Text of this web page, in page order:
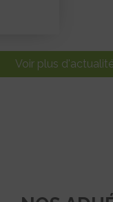
Voir plus